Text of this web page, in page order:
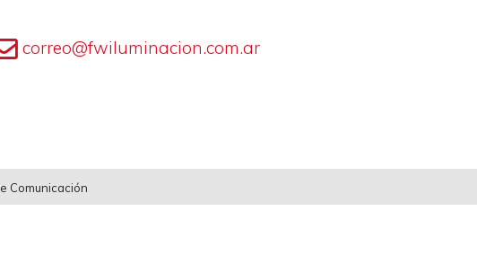
correo@fwiluminacion.com.ar
Comunicación